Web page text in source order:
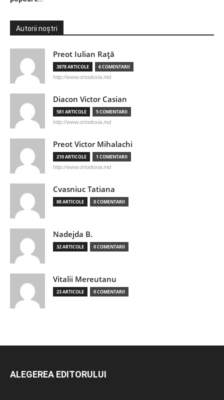
Autorii noștri
Preot Iulian Raţă
3878 ARTICOLE 6 COMENTARII
http://www.ortodoxia.md
Diacon Victor Casian
581 ARTICOLE 5 COMENTARII
http://www.ortodoxia.md
Preot Victor Mihalachi
210 ARTICOLE 1 COMENTARII
http://www.ortodoxia.md
Cvasniuc Tatiana
88 ARTICOLE 0 COMENTARII
Nadejda B.
32 ARTICOLE 0 COMENTARII
Vitalii Mereutanu
23 ARTICOLE 0 COMENTARII
ALEGEREA EDITORULUI